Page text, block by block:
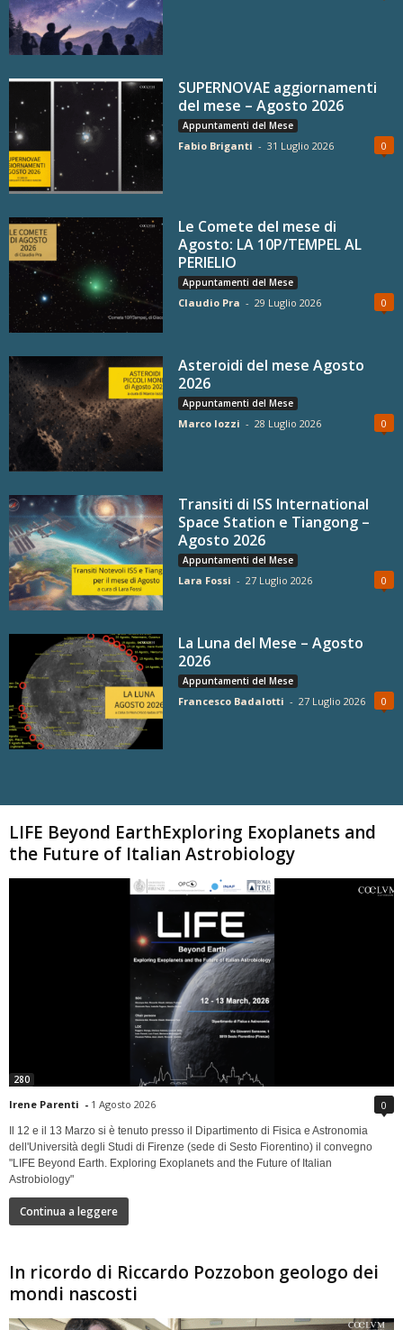
SUPERNOVAE aggiornamenti
del mese – Agosto 2026
Appuntamenti del Mese
Fabio Briganti - 31 Luglio 2026 0
Le Comete del mese di
Agosto: LA 10P/TEMPEL AL
PERIELIO
Appuntamenti del Mese
Claudio Pra - 29 Luglio 2026 0
Asteroidi del mese Agosto
2026
Appuntamenti del Mese
Marco Iozzi - 28 Luglio 2026 0
Transiti di ISS International
Space Station e Tiangong –
Agosto 2026
Appuntamenti del Mese
Lara Fossi - 27 Luglio 2026 0
La Luna del Mese – Agosto
2026
Appuntamenti del Mese
Francesco Badalotti - 27 Luglio 2026 0
LIFE Beyond EarthExploring Exoplanets and
the Future of Italian Astrobiology
280
Irene Parenti - 1 Agosto 2026 0
Il 12 e il 13 Marzo si è tenuto presso il Dipartimento di Fisica e Astronomia
dell'Università degli Studi di Firenze (sede di Sesto Fiorentino) il convegno
"LIFE Beyond Earth. Exploring Exoplanets and the Future of Italian
Astrobiology"
Continua a leggere
In ricordo di Riccardo Pozzobon geologo dei
mondi nascosti